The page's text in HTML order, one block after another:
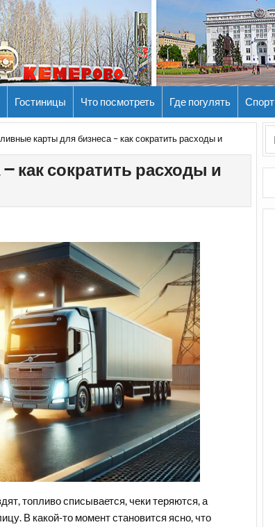
Гостиницы Что посмотреть Где погулять Спорт
карты для бизнеса – как сократить расходы и
как сократить расходы и
топливо списывается, чеки теряются, а
В какой-то момент становится ясно, что